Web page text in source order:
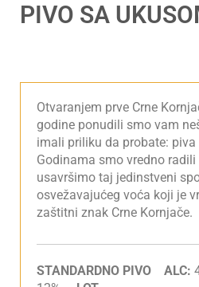
PIVO SA
Otvaranjem prve Crne
godine ponudili smo vam
imali priliku da probate:
Godinama smo vredno
usavršimo taj jedinstveni
osvežavajućeg voća koji je
zaštitni znak Crne Kornjače.
STANDARDNO PIVO ALC: